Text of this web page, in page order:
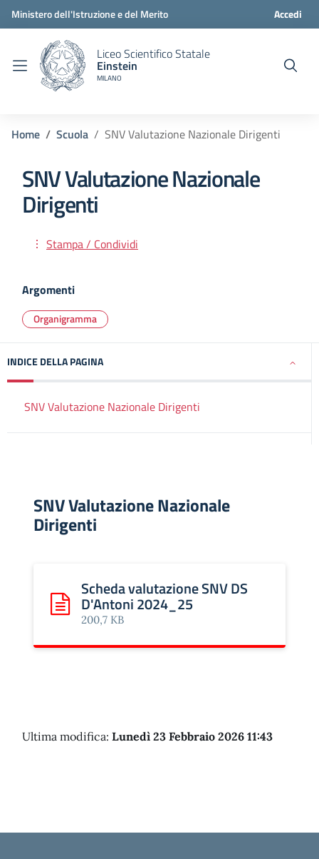
Ministero dell'Istruzione e del Merito Accedi
Liceo Scientifico Statale
Einstein
MILANO
Home Scuola SNV Valutazione Nazionale Dirigenti
SNV Valutazione Nazionale
Dirigenti
Stampa / Condividi
Argomenti
Organigramma
INDICE DELLA PAGINA
SNV Valutazione Nazionale Dirigenti
SNV Valutazione Nazionale
Dirigenti
Scarica: Scheda valutazione SNV DS D'Antoni 2024_25
Scheda valutazione SNV DS
D'Antoni 2024_25
200,7 KB
Ultima modifica: Lunedì 23 Febbraio 2026 11:43